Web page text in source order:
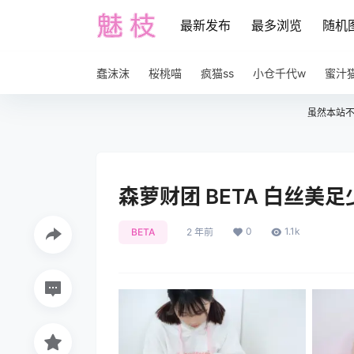
最新发布 最多浏览 随机
蠢沫沫 桜桃喵 疯猫ss 小仓千代w 蜜汁
虽然本站
森萝财团 BETA 白丝美
BETA 2 年前 0 1.1k